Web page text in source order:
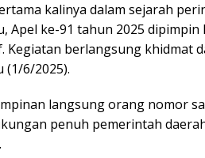
kalinya dalam sejarah
Apel ke-91 tahun 2025
Kegiatan berlangsung khidmat
6/2025).
langsung orang nomor
penuh pemerintah